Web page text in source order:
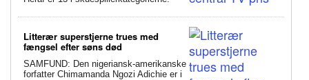
Litterær superstjerne trues med
fængsel efter søns død
SAMFUND: Den nigeriansk-amerikanske
forfatter Chimamanda Ngozi Adichie er i